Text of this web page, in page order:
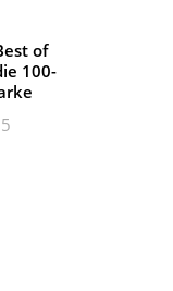
of
100-